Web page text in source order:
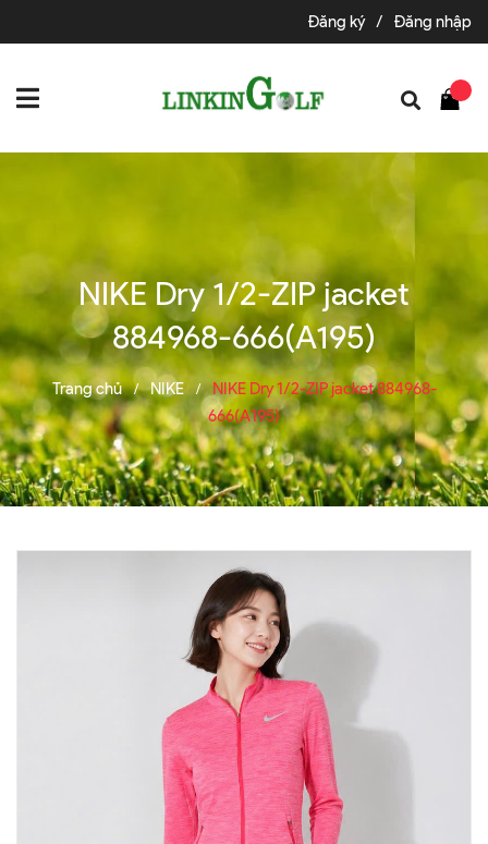
Đăng ký / Đăng nhập
NIKE Dry 1/2-ZIP jacket
884968-666(A195)
Trang chủ / NIKE /
NIKE Dry 1/2-ZIP jacket 884968-
666(A195)